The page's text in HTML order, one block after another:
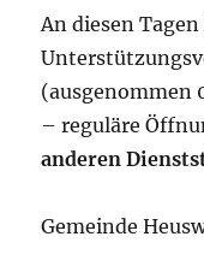
An diesen
(ausgenommen
– reguläre
anderen
Gemeinde